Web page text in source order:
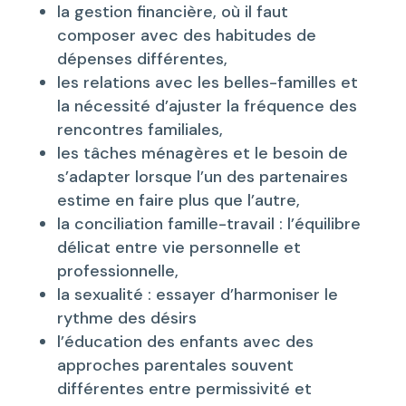
la gestion financière, où il faut
composer avec des habitudes de
dépenses différentes,
les relations avec les belles-familles et
la nécessité d’ajuster la fréquence des
rencontres familiales,
les tâches ménagères et le besoin de
s’adapter lorsque l’un des partenaires
estime en faire plus que l’autre,
la conciliation famille-travail : l’équilibre
délicat entre vie personnelle et
professionnelle,
la sexualité : essayer d’harmoniser le
rythme des désirs
l’éducation des enfants avec des
approches parentales souvent
différentes entre permissivité et